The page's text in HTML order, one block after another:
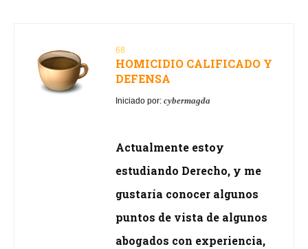
68
HOMICIDIO CALIFICADO Y
DEFENSA
Iniciado por: cybermagda
Actualmente estoy
estudiando Derecho, y me
gustaría conocer algunos
puntos de vista de algunos
abogados con experiencia,